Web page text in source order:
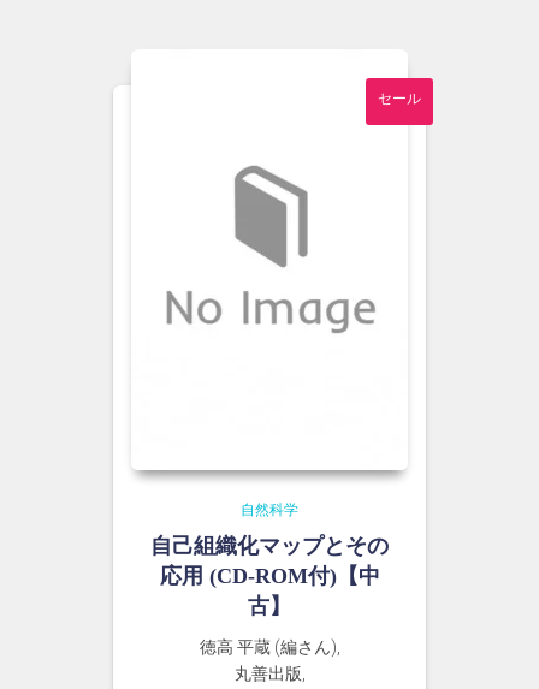
セール
自然科学
自己組織化マップとその
応用 (CD-ROM付)【中
古】
徳高 平蔵 (編さん),
丸善出版,